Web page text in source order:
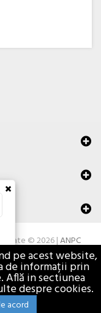
© 2026 |ANPC
pe acest website,
de informații prin
Află in sectiunea
despre cookies.
acord
×